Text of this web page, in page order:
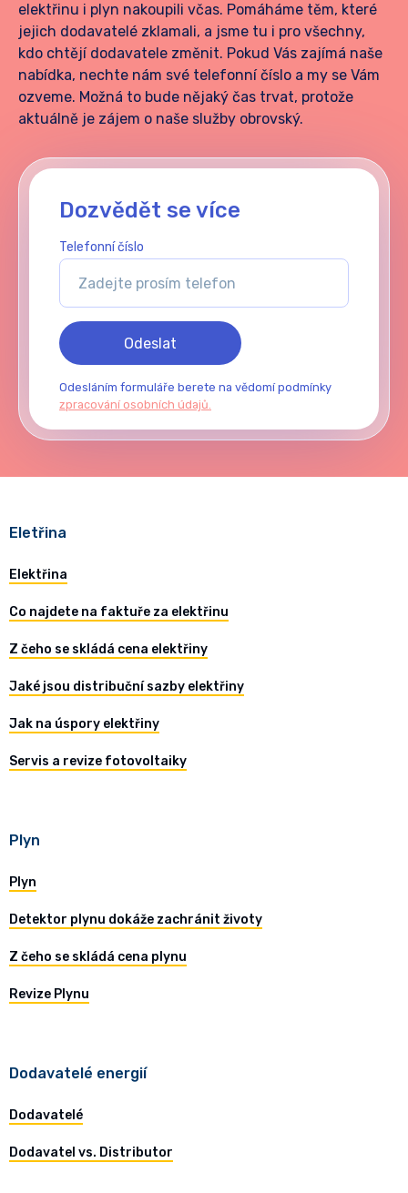
elektřinu i plyn nakoupili včas. Pomáháme těm, které
jejich dodavatelé zklamali, a jsme tu i pro všechny,
kdo chtějí dodavatele změnit. Pokud Vás zajímá naše
nabídka, nechte nám své telefonní číslo a my se Vám
ozveme. Možná to bude nějaký čas trvat, protože
aktuálně je zájem o naše služby obrovský.
Dozvědět se více
Telefonní číslo
Odeslat
Odesláním formuláře berete na vědomí podmínky
zpracování osobních údajů.
Eletřina
Elektřina
Co najdete na faktuře za elektřinu
Z čeho se skládá cena elektřiny
Jaké jsou distribuční sazby elektřiny
Jak na úspory elektřiny
Servis a revize fotovoltaiky
Plyn
Plyn
Detektor plynu dokáže zachránit životy
Z čeho se skládá cena plynu
Revize Plynu
Dodavatelé energií
Dodavatelé
Dodavatel vs. Distributor